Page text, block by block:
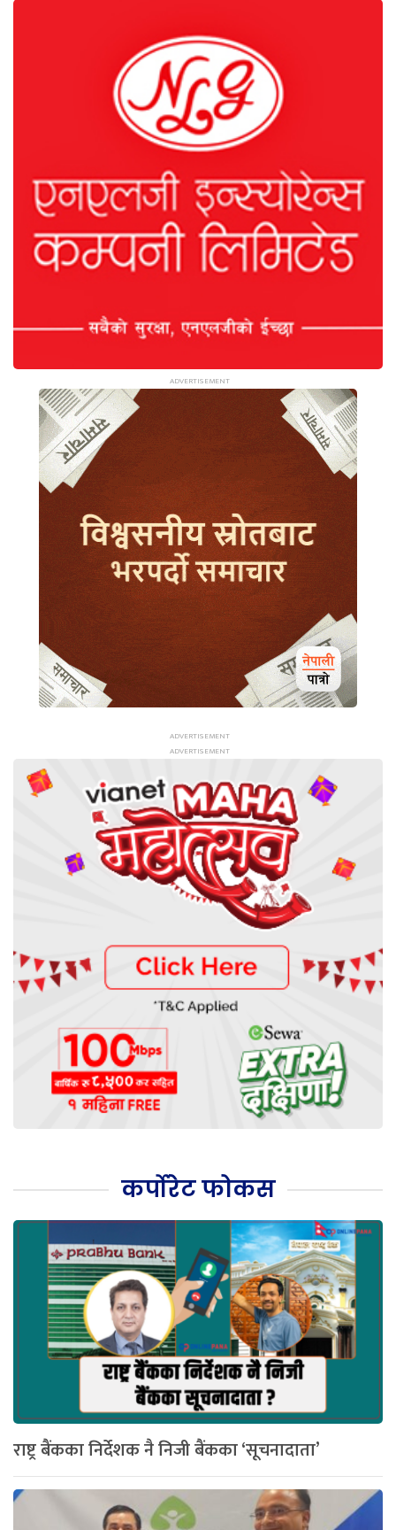
कर्पोरेट फोकस
राष्ट्र बैंकका निर्देशक नै निजी बैंकका ‘सूचनादाता’